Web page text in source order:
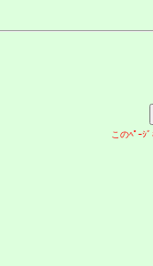
このﾍﾟｰｼ